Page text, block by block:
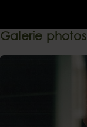
Galerie photos